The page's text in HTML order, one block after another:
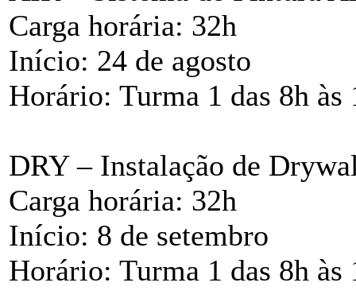
Carga horária: 32h
Início: 24 de agosto
Horário: Turma 1 das 8h às
DRY – Instalação de
Carga horária: 32h
Início: 8 de setembro
Horário: Turma 1 das 8h às